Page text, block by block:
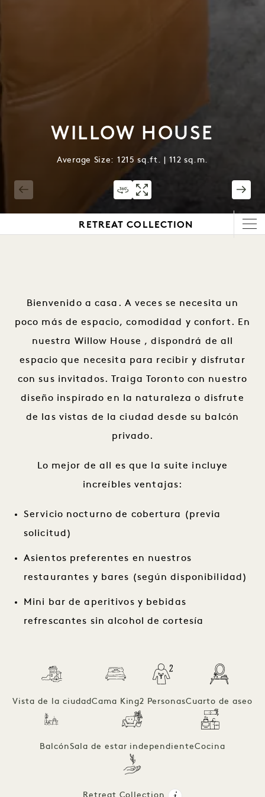
WILLOW HOUSE
Average Size: 1215 sq.ft. | 112 sq.m.
RETREAT COLLECTION
Bienvenido a casa. A veces se necesita un
poco más de espacio, comodidad y confort. En
nuestra Willow House , dispondrá de all
espacio que necesita para recibir y disfrutar
con sus invitados. Traiga Toronto con nuestro
diseño inspirado en la naturaleza o disfrute
de las vistas de la ciudad desde su balcón
privado.
Lo mejor de all es que la suite incluye
increíbles ventajas:
Servicio nocturno de cobertura (previa
solicitud)
Asientos preferentes en nuestros
restaurantes y bares (según disponibilidad)
Mini bar de aperitivos y bebidas
refrescantes sin alcohol de cortesía
Vista de la ciudad Cama King2 PersonasCuarto de aseo
BalcónSala de estar independienteCocina
Retreat Collection